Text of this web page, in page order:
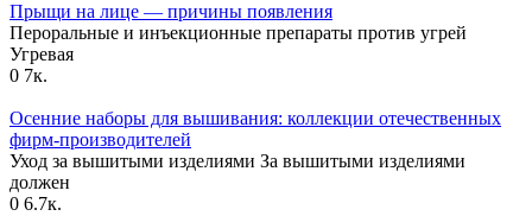
Прыщи на лице — причины появления
Пероральные и инъекционные препараты против угрей
Угревая
0 7к.
Осенние наборы для вышивания: коллекции отечественных
фирм-производителей
Уход за вышитыми изделиями За вышитыми изделиями
должен
0 6.7к.